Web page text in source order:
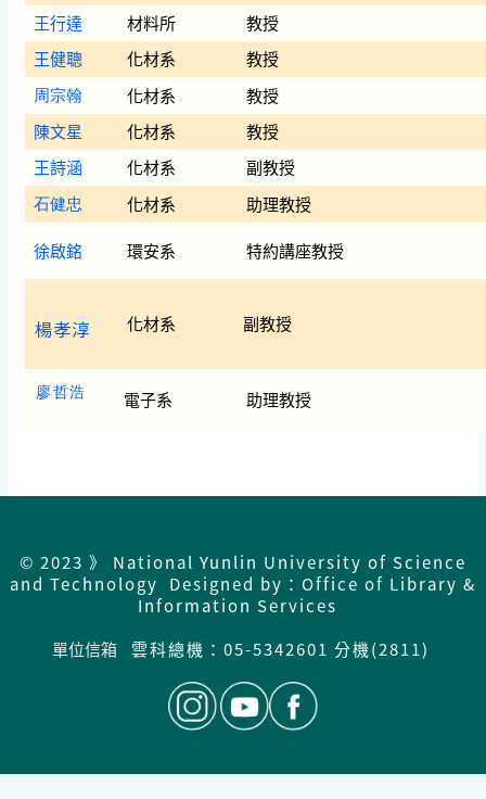
王行達
材料所
教授
王健聰
化材系 教授
周宗翰 化材系
教授
陳文星
化材系
教授
王詩涵
化材系 副教授
石健忠 化材系 助理教授
徐啟銘 環安系 特約講座教授
楊孝淳 化材系 副教授
廖哲浩 電子系 助理教授
© 2023 》 National Yunlin University of Science
and Technology Designed by：Office of Library &
Information Services
單位信箱
雲科總機：05-5342601 分機(2811)